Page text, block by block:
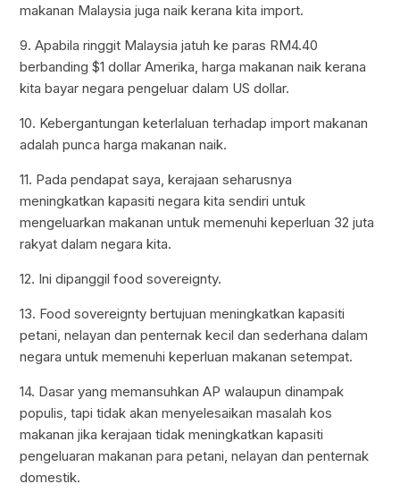
makanan Malaysia juga naik kerana kita import.
9. Apabila ringgit Malaysia jatuh ke paras RM4.40
berbanding $1 dollar Amerika, harga makanan naik kerana
kita bayar negara pengeluar dalam US dollar.
10. Kebergantungan keterlaluan terhadap import makanan
adalah punca harga makanan naik.
11. Pada pendapat saya, kerajaan seharusnya
meningkatkan kapasiti negara kita sendiri untuk
mengeluarkan makanan untuk memenuhi keperluan 32 juta
rakyat dalam negara kita.
12. Ini dipanggil food sovereignty.
13. Food sovereignty bertujuan meningkatkan kapasiti
petani, nelayan dan penternak kecil dan sederhana dalam
negara untuk memenuhi keperluan makanan setempat.
14. Dasar yang memansuhkan AP walaupun dinampak
populis, tapi tidak akan menyelesaikan masalah kos
makanan jika kerajaan tidak meningkatkan kapasiti
pengeluaran makanan para petani, nelayan dan penternak
domestik.